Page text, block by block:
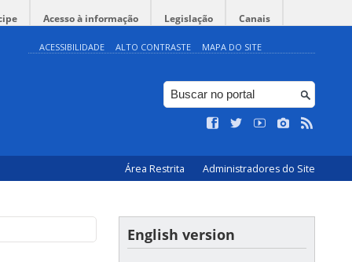
Acesso à informação Legislação Canais
ACESSIBILIDADE ALTO CONTRASTE MAPA DO SITE
Área Restrita Administradores do Site
English version